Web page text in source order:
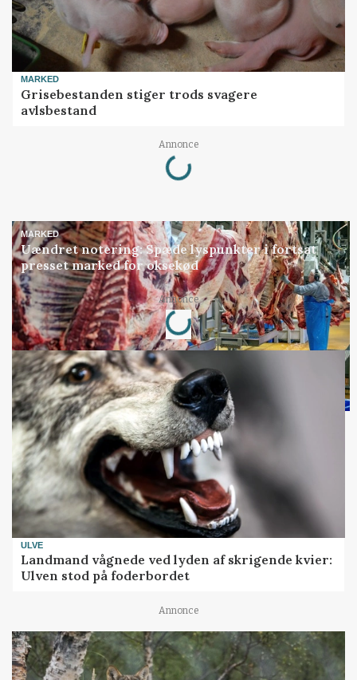
MARKED
Grisebestanden stiger trods svagere
avlsbestand
Annonce
Loading...
MARKED
Uændret notering: Spæde lyspunkter i fortsat
presset marked for oksekød
Annonce
Loading...
ULVE
Landmand vågnede ved lyden af skrigende kvier:
Ulven stod på foderbordet
Annonce